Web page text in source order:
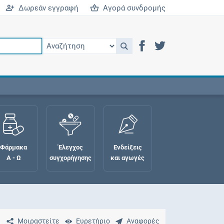
Δωρεάν εγγραφή Αγορά συνδρομής
Φάρμακα
Α - Ω
Έλεγχος
συγχορήγησης
Ενδείξεις
και αγωγές
Μοιραστείτε Ευρετήριο Αναφορές